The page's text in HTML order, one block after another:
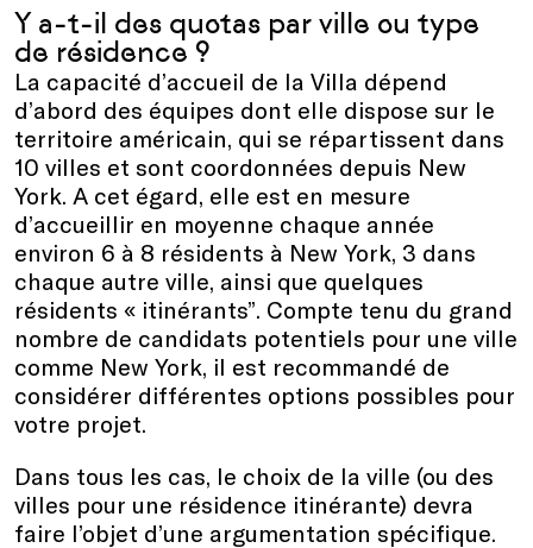
Y a-t-il des quotas par ville ou type
de résidence ?
La capacité d’accueil de la Villa dépend
d’abord des équipes dont elle dispose sur le
territoire américain, qui se répartissent dans
10 villes et sont coordonnées depuis New
York. A cet égard, elle est en mesure
d’accueillir en moyenne chaque année
environ 6 à 8 résidents à New York, 3 dans
chaque autre ville, ainsi que quelques
résidents « itinérants”. Compte tenu du grand
nombre de candidats potentiels pour une ville
comme New York, il est recommandé de
considérer différentes options possibles pour
votre projet.
Dans tous les cas, le choix de la ville (ou des
villes pour une résidence itinérante) devra
faire l’objet d’une argumentation spécifique.